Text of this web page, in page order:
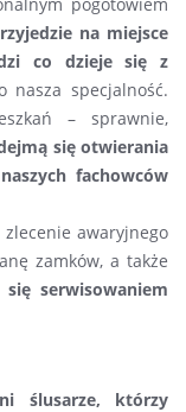
na miejsce
co dzieje się z
nasza specjalność.
– sprawnie,
się otwierania
fachowców
awaryjnego
zamków, a także
serwisowaniem
ślusarze, którzy